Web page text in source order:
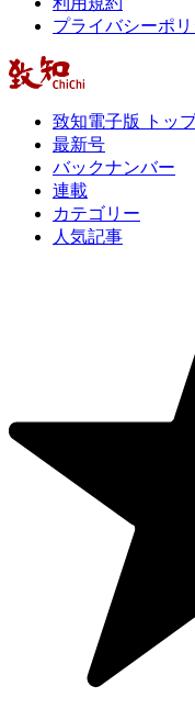
プライバシーポ
致知電子版 トッ
最新号
バックナンバー
連載
カテゴリー
人気記事